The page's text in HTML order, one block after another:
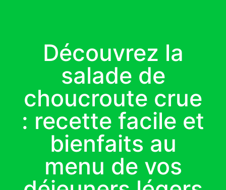
Découvrez la
salade de
choucroute crue
: recette facile et
bienfaits au
menu de vos